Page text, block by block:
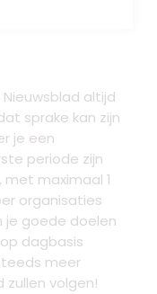
altijd
sprake kan zijn
je een
periode zijn
maximaal 1
organisaties
je goede doelen
dagbasis
meer
volgen!